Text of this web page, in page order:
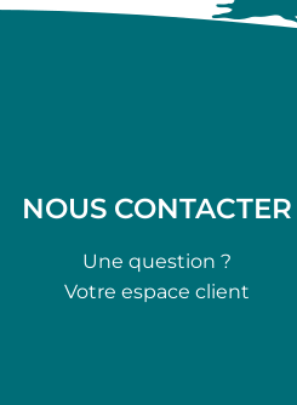
NOUS CONTACTER
Une question ?
Votre espace client